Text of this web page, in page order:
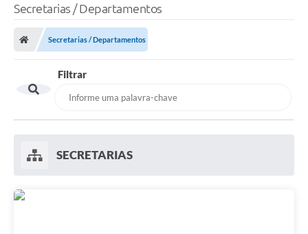
Secretarias / Departamentos
Secretarias / Departamentos
Filtrar
SECRETARIAS